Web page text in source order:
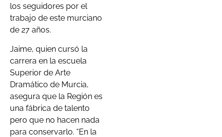
los seguidores por el
trabajo de este murciano
de 27 años.
Jaime, quien cursó la
carrera en la escuela
Superior de Arte
Dramático de Murcia,
asegura que la Región es
una fábrica de talento
pero que no hacen nada
para conservarlo. “En la